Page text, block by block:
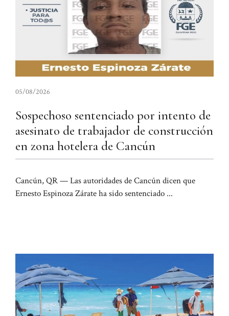
05/08/2026
Sospechoso sentenciado por intento de
asesinato de trabajador de construcción
en zona hotelera de Cancún
Cancún, QR — Las autoridades de Cancún dicen que
Ernesto Espinoza Zárate ha sido sentenciado ...